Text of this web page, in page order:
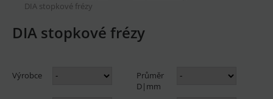
DIA stopkové frézy
DIA stopkové frézy
Výrobce
Průměr
D|mm